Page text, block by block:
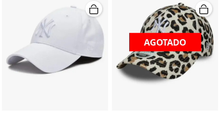
AGOTADO
AGOTADO